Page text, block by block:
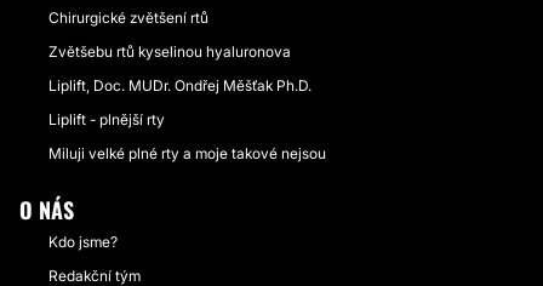
Chirurgické zvětšení rtů
Zvětšebu rtů kyselinou hyaluronova
Liplift, Doc. MUDr. Ondřej Měšťak Ph.D.
Liplift - plnější rty
Miluji velké plné rty a moje takové nejsou
O NÁS
Kdo jsme?
Redakční tým